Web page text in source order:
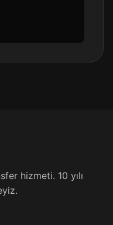
hizmeti. 10 yılı